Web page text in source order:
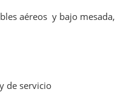
aéreos y bajo
de servicio